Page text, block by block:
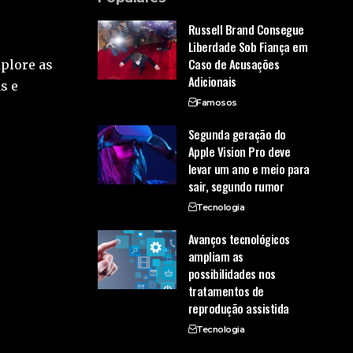
as
e
Russell Brand Consegue
Liberdade Sob Fiança em
Caso de Acusações
Adicionais
Famosos
Segunda geração do
Apple Vision Pro deve
levar um ano e meio para
sair, segundo rumor
Tecnologia
Avanços tecnológicos
ampliam as
possibilidades nos
tratamentos de
reprodução assistida
Tecnologia